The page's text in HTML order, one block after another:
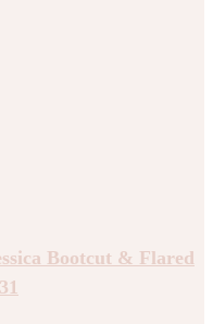
Bootcut & Flared